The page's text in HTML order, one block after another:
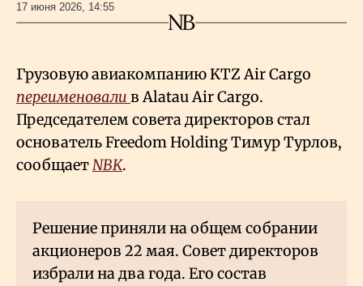
О нас
Все новости
17 июня 2026, 14:55
Грузовую авиакомпанию KTZ Air Cargo
переименовали в Alatau Air Cargo.
Председателем совета директоров стал
основатель Freedom Holding Тимур Турлов,
сообщаетNBK.
Решение приняли на общем собрании
акционеров 22 мая. Совет директоров
избрали на два года. Его состав